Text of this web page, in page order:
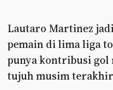
Lautaro Martinez
pemain di lima liga
punya kontribusi gol
tujuh musim